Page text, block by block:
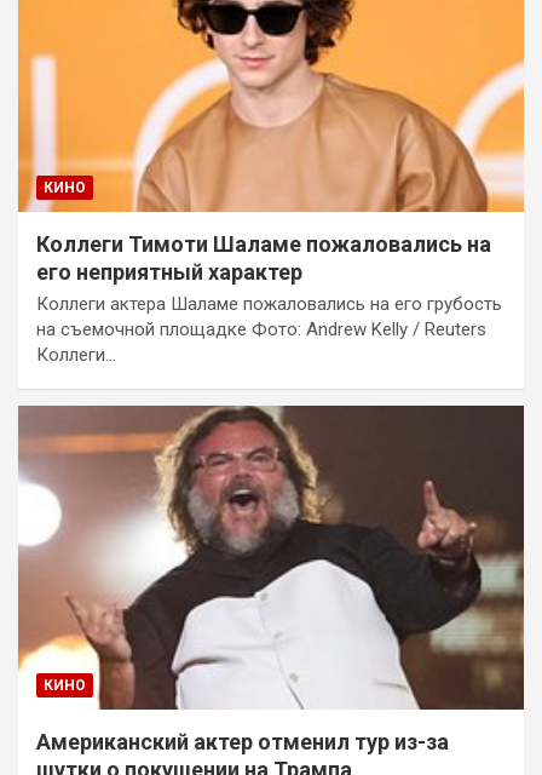
КИНО
Коллеги Тимоти Шаламе пожаловались на
его неприятный характер
Коллеги актера Шаламе пожаловались на его грубость
на съемочной площадке Фото: Andrew Kelly / Reuters
Коллеги…
КИНО
Американский актер отменил тур из-за
шутки о покушении на Трампа